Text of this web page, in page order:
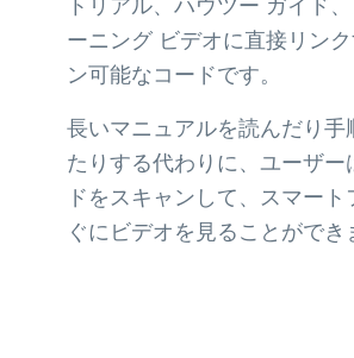
ーニング ビデオに直接リン
ン可能なコードです。
長いマニュアルを読んだり手
たりする代わりに、ユーザー
ドをスキャンして、スマート
ぐにビデオを見ることができ